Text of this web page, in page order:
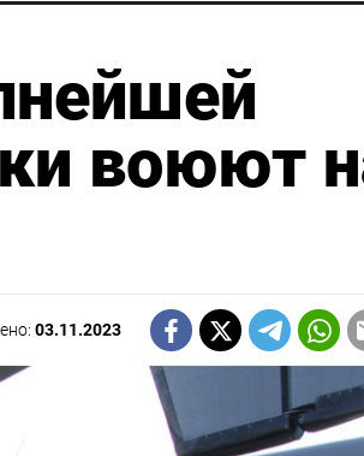
воюют
03.11.2023